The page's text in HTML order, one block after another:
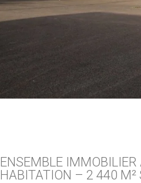
ENSEMBLE
HABITATION – 2 440 M²